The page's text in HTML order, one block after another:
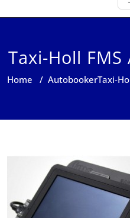
Taxi-Holl
Home / AutobookerTaxi-